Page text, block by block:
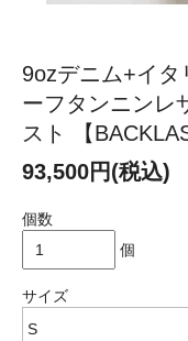
9ozデニム+イタ
ーフタンニンレ
スト 【
93,500円(税込)
個数
個
サイズ